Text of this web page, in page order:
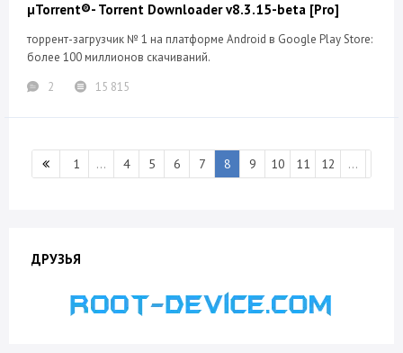
µTorrent®- Torrent Downloader v8.3.15-beta [Pro]
торрент-загрузчик № 1 на платформе Android в Google Play Store:
более 100 миллионов скачиваний.
2
15 815
1 ... 4 5 6 7 8 9 10 11 12 ...
ДРУЗЬЯ